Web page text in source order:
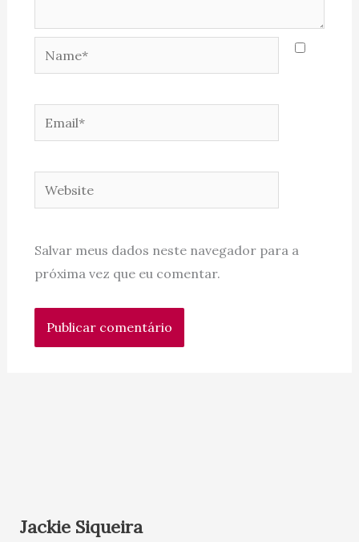
Name*
Email*
Website
Salvar meus dados neste navegador para a
próxima vez que eu comentar.
Jackie Siqueira